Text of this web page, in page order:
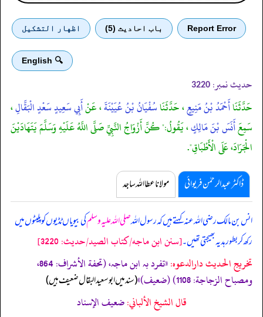
Report Error باب احادیث (5) اظهار التشكيل
🔍 English
حدیث نمبر: 3220
حَدَّثَنَاأَحْمَدُ بْنُ مَنِيعٍ، حَدَّثَنَاسُفْيَانُ بْنُ عُيَيْنَةَ، عَنْأَبِي سَعِيدٍ سَعْدٍ الْبَقَّالِ،
سَمِعَأَنَسَ بْنَ مَالِكٍ، يَقُولُ:" كُنَّ أَزْوَاجُ النَّبِيِّ صَلَّى اللَّهُ عَلَيْهِ وَسَلَّمَ يَتَهَادَيْنَ
الْجَرَادَ، عَلَى الْأَطْبَاقِ".
ڈاکٹر عبدالرحمٰن فریوائی مولانا عطا اللہ ساجد
انس بن مالک رضی اللہ عنہ کہتے ہیں کہرسول اللہصلی اللہ علیہ وسلمکی بیویاں ٹڈیوں کو پلیٹوں میں
رکھ کر بطور ہدیہ بھیجتی تھیں۔[سنن ابن ماجه/كتاب الصيد/حدیث: 3220]
تخریج الحدیث دارالدعوہ:
«تفرد بہ ابن ماجہ، (تحفة الأشراف: 864،
ومصباح الزجاجة: 1108) (ضعیف)»
‏‏‏‏ (سند میں ابوسعید البقال ضعیف ہیں)
قال الشيخ الألباني:ضعيف الإسناد